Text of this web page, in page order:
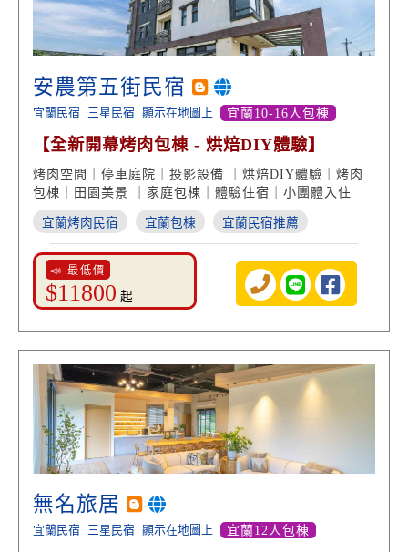
安農第五街民宿
宜蘭民宿 三星民宿 顯示在地圖上 宜蘭10-16人包棟
【全新開幕烤肉包棟 - 烘焙DIY體驗】
烤肉空間｜停車庭院｜投影設備 ｜烘焙DIY體驗｜烤肉
包棟｜田園美景 ｜家庭包棟｜體驗住宿｜小團體入住
宜蘭烤肉民宿 宜蘭包棟 宜蘭民宿推薦
📣 最低價
$11800 起
無名旅居
宜蘭民宿 三星民宿 顯示在地圖上 宜蘭12人包棟